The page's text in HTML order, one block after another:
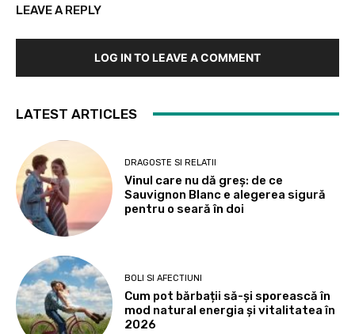
LEAVE A REPLY
LOG IN TO LEAVE A COMMENT
LATEST ARTICLES
DRAGOSTE SI RELATII
Vinul care nu dă greș: de ce
Sauvignon Blanc e alegerea sigură
pentru o seară în doi
BOLI SI AFECTIUNI
Cum pot bărbații să-și sporească în
mod natural energia și vitalitatea în
2026